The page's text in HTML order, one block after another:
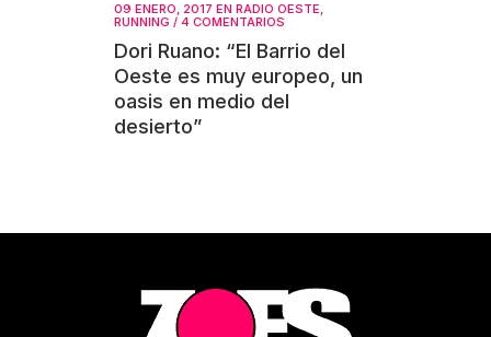
09 ENERO, 2017 EN RADIO OESTE,
RUNNING / 4 COMENTARIOS
Dori Ruano: “El Barrio del
Oeste es muy europeo, un
oasis en medio del
desierto”